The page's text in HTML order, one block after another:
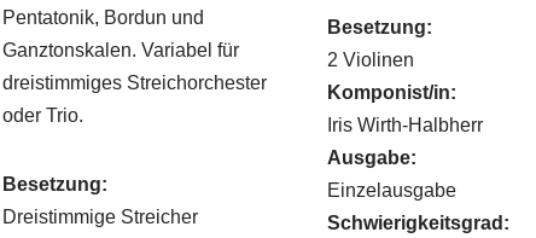
Pentatonik, Bordun und
Ganztonskalen. Variabel für
dreistimmiges Streichorchester
oder Trio.
Besetzung:
Dreistimmige Streicher
Besetzung:
2 Violinen
Komponist/in:
Iris Wirth-Halbherr
Ausgabe:
Einzelausgabe
Schwierigkeitsgrad: